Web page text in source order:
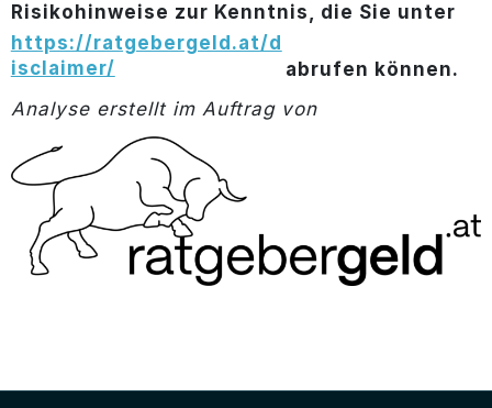
Risikohinweise zur Kenntnis, die Sie unter
https://ratgebergeld.at/d
isclaimer/
abrufen können.
Analyse erstellt im Auftrag von